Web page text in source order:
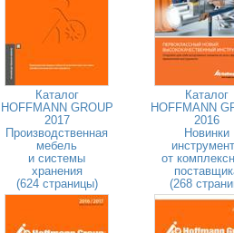
Каталог
HOFFMANN GROUP
2017
Производственная
мебель
и системы
хранения
(624 страницы)
Каталог
HOFFMANN
2016
Новинки
от
(268